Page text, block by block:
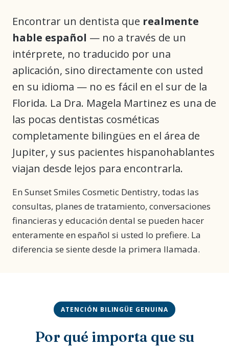
Encontrar un dentista que realmente
hable español — no a través de un
intérprete, no traducido por una
aplicación, sino directamente con usted
en su idioma — no es fácil en el sur de la
Florida. La Dra. Magela Martinez es una de
las pocas dentistas cosméticas
completamente bilingües en el área de
Jupiter, y sus pacientes hispanohablantes
viajan desde lejos para encontrarla.
En Sunset Smiles Cosmetic Dentistry, todas las
consultas, planes de tratamiento, conversaciones
financieras y educación dental se pueden hacer
enteramente en español si usted lo prefiere. La
diferencia se siente desde la primera llamada.
ATENCIÓN BILINGÜE GENUINA
Por qué importa que su